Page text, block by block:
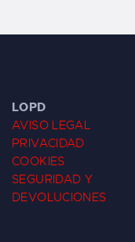
LOPD
AVISO LEGAL
PRIVACIDAD
COOKIES
SEGURIDAD Y
DEVOLUCIONES